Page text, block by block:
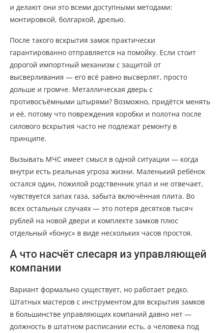
и делают они это всеми доступными методами:
монтировкой, болгаркой, дрелью.
После такого вскрытия замок практически
гарантированно отправляется на помойку. Если стоит
дорогой импортный механизм с защитой от
высверливания — его всё равно высверлят, просто
дольше и громче. Металлическая дверь с
противосъёмными штырями? Возможно, придётся менять
и её, потому что повреждения коробки и полотна после
силового вскрытия часто не подлежат ремонту в
принципе.
Вызывать МЧС имеет смысл в одной ситуации — когда
внутри есть реальная угроза жизни. Маленький ребёнок
остался один, пожилой родственник упал и не отвечает,
чувствуется запах газа, забыта включённая плита. Во
всех остальных случаях — это потеря десятков тысяч
рублей на новой двери и комплекте замков плюс
отдельный «бонус» в виде нескольких часов простоя.
А что насчёт слесаря из управляющей
компании
Вариант формально существует, но работает редко.
Штатных мастеров с инструментом для вскрытия замков
в большинстве управляющих компаний давно нет —
должность в штатном расписании есть, а человека под